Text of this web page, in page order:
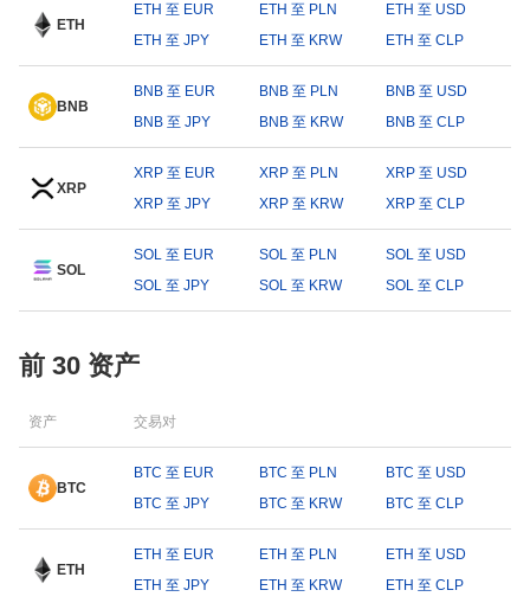
ETH
ETH 至 EUR ETH 至 PLN
ETH 至 USD
ETH 至 JPY
ETH 至 KRW ETH 至 CLP
BNB
BNB 至 EUR BNB 至 PLN
BNB 至 USD
BNB 至 JPY
BNB 至 KRW BNB 至 CLP
XRP
XRP 至 EUR XRP 至 PLN
XRP 至 USD
XRP 至 JPY
XRP 至 KRW XRP 至 CLP
SOL
SOL 至 EUR SOL 至 PLN
SOL 至 USD
SOL 至 JPY
SOL 至 KRW SOL 至 CLP
前 30 资产
资产 交易对
BTC
BTC 至 EUR BTC 至 PLN
BTC 至 USD
BTC 至 JPY
BTC 至 KRW BTC 至 CLP
ETH
ETH 至 EUR ETH 至 PLN
ETH 至 USD
ETH 至 JPY
ETH 至 KRW ETH 至 CLP